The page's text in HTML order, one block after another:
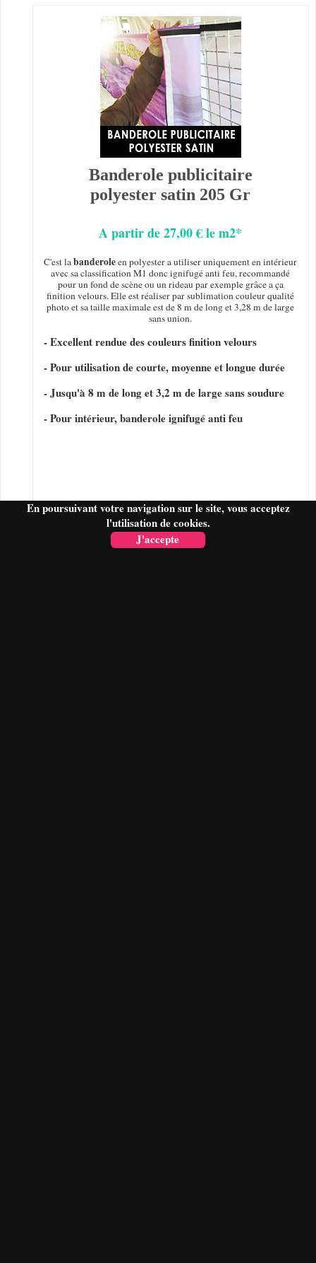
En poursuivant votre navigation sur le site, vous acceptez
l'utilisation de cookies.
J'accepte
Banderole publicitaire
polyester satin 205 Gr
A partir de 27,00 € le m2*
C'est labanderoleen polyester a utiliser uniquement en intérieur
avec sa classification M1 donc ignifugé anti feu, recommandé
pour un fond de scène ou un rideau par exemple grâce a ça
finition velours. Elle est réaliser par sublimation couleur qualité
photo et sa taille maximale est de 8 m de long et 3,28 m de large
sans union.
- Excellent rendue des couleurs finition velours
- Pour utilisation de courte, moyenne et longue durée
- Jusqu'à 8 m de long et 3,2 m de large sans soudure
- Pour intérieur, banderole ignifugé anti feu